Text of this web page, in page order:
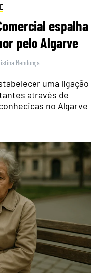
espalha
pelo Algarve
Mendonça
uma ligação
através de
no Algarve